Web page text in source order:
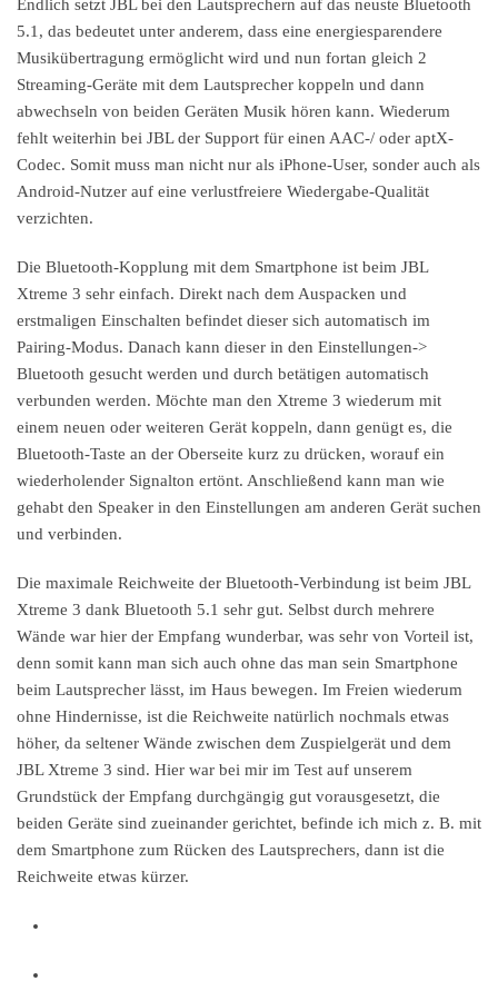
Endlich setzt JBL bei den Lautsprechern auf das neuste Bluetooth
5.1, das bedeutet unter anderem, dass eine energiesparendere
Musikübertragung ermöglicht wird und nun fortan gleich 2
Streaming-Geräte mit dem Lautsprecher koppeln und dann
abwechseln von beiden Geräten Musik hören kann. Wiederum
fehlt weiterhin bei JBL der Support für einen AAC-/ oder aptX-
Codec. Somit muss man nicht nur als iPhone-User, sonder auch als
Android-Nutzer auf eine verlustfreiere Wiedergabe-Qualität
verzichten.
Die Bluetooth-Kopplung mit dem Smartphone ist beim JBL
Xtreme 3 sehr einfach. Direkt nach dem Auspacken und
erstmaligen Einschalten befindet dieser sich automatisch im
Pairing-Modus. Danach kann dieser in den Einstellungen->
Bluetooth gesucht werden und durch betätigen automatisch
verbunden werden. Möchte man den Xtreme 3 wiederum mit
einem neuen oder weiteren Gerät koppeln, dann genügt es, die
Bluetooth-Taste an der Oberseite kurz zu drücken, worauf ein
wiederholender Signalton ertönt. Anschließend kann man wie
gehabt den Speaker in den Einstellungen am anderen Gerät suchen
und verbinden.
Die maximale Reichweite der Bluetooth-Verbindung ist beim JBL
Xtreme 3 dank Bluetooth 5.1 sehr gut. Selbst durch mehrere
Wände war hier der Empfang wunderbar, was sehr von Vorteil ist,
denn somit kann man sich auch ohne das man sein Smartphone
beim Lautsprecher lässt, im Haus bewegen. Im Freien wiederum
ohne Hindernisse, ist die Reichweite natürlich nochmals etwas
höher, da seltener Wände zwischen dem Zuspielgerät und dem
JBL Xtreme 3 sind. Hier war bei mir im Test auf unserem
Grundstück der Empfang durchgängig gut vorausgesetzt, die
beiden Geräte sind zueinander gerichtet, befinde ich mich z. B. mit
dem Smartphone zum Rücken des Lautsprechers, dann ist die
Reichweite etwas kürzer.